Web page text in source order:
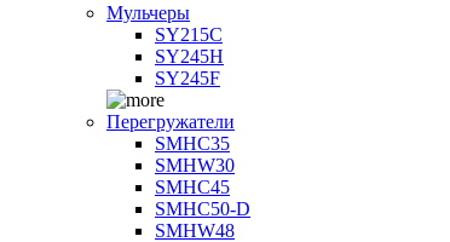
Мульчеры
SY215C
SY245H
SY245F
Перегружатели
SMHC35
SMHW30
SMHC45
SMHC50-D
SMHW48